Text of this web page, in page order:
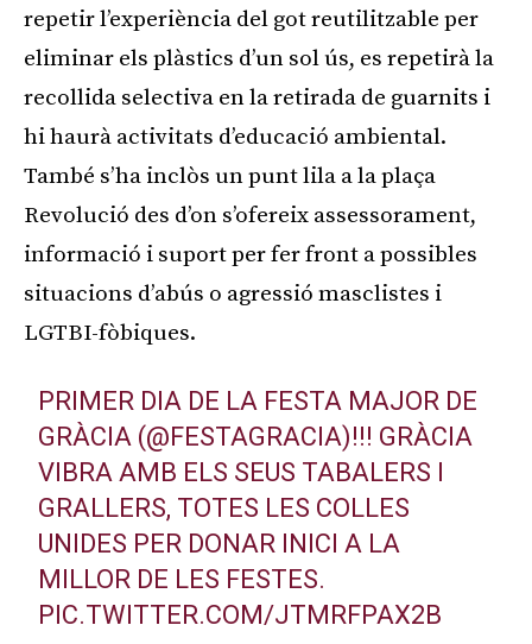
repetir l’experiència del got reutilitzable per
eliminar els plàstics d’un sol ús, es repetirà la
recollida selectiva en la retirada de guarnits i
hi haurà activitats d’educació ambiental.
També s’ha inclòs un punt lila a la plaça
Revolució des d’on s’ofereix assessorament,
informació i suport per fer front a possibles
situacions d’abús o agressió masclistes i
LGTBI-fòbiques.
PRIMER DIA DE LA FESTA MAJOR DE
GRÀCIA (@FESTAGRACIA)!!! GRÀCIA
VIBRA AMB ELS SEUS TABALERS I
GRALLERS, TOTES LES COLLES
UNIDES PER DONAR INICI A LA
MILLOR DE LES FESTES.
PIC.TWITTER.COM/JTMRFPAX2B